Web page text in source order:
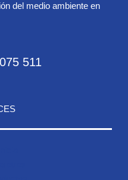
del medio ambiente en
511